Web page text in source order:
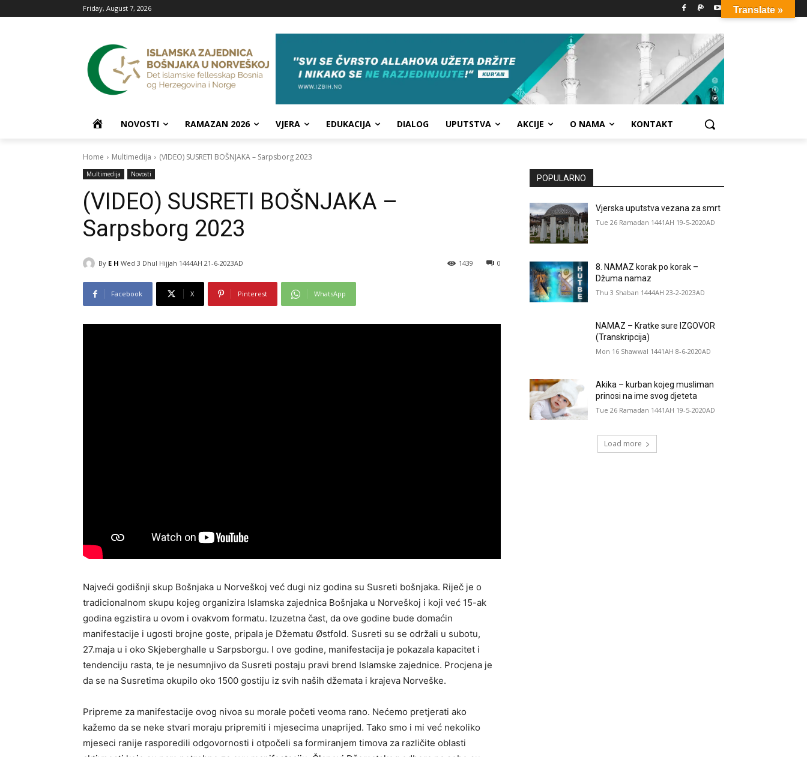
Friday, August 7, 2026
Č
E
T
N
A
NOVOSTI RAMAZAN 2026 VJERA EDUKACIJA DIALOG UPUTSTVA AKCIJE O NAMA KONTAKT
Home Multimedija (VIDEO) SUSRETI BOŠNJAKA – Sarpsborg 2023
Multimedija Novosti
(VIDEO) SUSRETI BOŠNJAKA –
Sarpsborg 2023
By E H Wed 3 Dhul Hijjah 1444AH 21-6-2023AD 0
1439
Facebook X Pinterest WhatsApp
Najveći godišnji skup Bošnjaka u Norveškoj već dugi niz godina su Susreti bošnjaka. Riječ je o
tradicionalnom skupu kojeg organizira Islamska zajednica Bošnjaka u Norveškoj i koji već 15-ak
godina egzistira u ovom i ovakvom formatu. Izuzetna čast, da ove godine bude domaćin
manifestacije i ugosti brojne goste, pripala je Džematu Østfold. Susreti su se održali u subotu,
27.maja u i oko Skjeberghalle u Sarpsborgu. I ove godine, manifestacija je pokazala kapacitet i
tendenciju rasta, te je nesumnjivo da Susreti postaju pravi brend Islamske zajednice. Procjena je
da se na Susretima okupilo oko 1500 gostiju iz svih naših džemata i krajeva Norveške.
Pripreme za manifestacije ovog nivoa su morale početi veoma rano. Nećemo pretjerati ako
kažemo da se neke stvari moraju pripremiti i mjesecima unaprijed. Tako smo i mi već nekoliko
mjeseci ranije rasporedili odgovornosti i otpočeli sa formiranjem timova za različite oblasti
POPULARNO
Vjerska uputstva vezana za smrt
Tue 26 Ramadan 1441AH 19-5-2020AD
8. NAMAZ korak po korak –
Džuma namaz
Thu 3 Shaban 1444AH 23-2-2023AD
NAMAZ – Kratke sure IZGOVOR
(Transkripcija)
Mon 16 Shawwal 1441AH 8-6-2020AD
Akika – kurban kojeg musliman
prinosi na ime svog djeteta
Tue 26 Ramadan 1441AH 19-5-2020AD
Load more
Translate »